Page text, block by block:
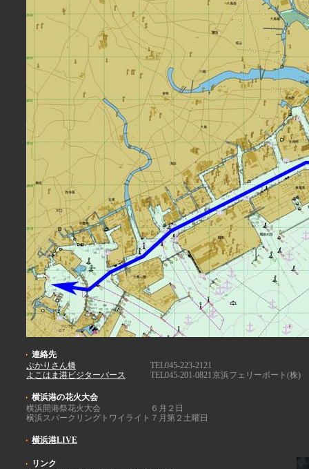
連絡先
ぷかりさん橋
TEL045-223-2121
よこはま港ビジターバース
TEL045-201-0821京浜フェリーボート(株)
横浜港の花火大会
横浜開港祭花火大会
６月２日
横浜スパークリングトワイライト ７月第２土曜日
横浜港LIVE
リンク